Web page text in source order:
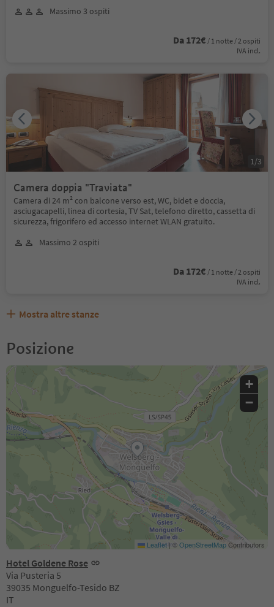
Massimo 3 ospiti
Da 172€ / 1 notte / 2 ospiti
IVA incl.
Camera doppia "Traviata"
Camera di 24 m² con balcone verso est, WC, bidet e doccia,
asciugacapelli, linea di cortesia, TV Sat, telefono diretto, cassetta di
sicurezza, frigorifero ed accesso internet WLAN gratuito.
Massimo 2 ospiti
Da 172€ / 1 notte / 2 ospiti
IVA incl.
1/3
Mostra altre stanze
Posizione
Hotel Goldene Rose
Via Pusteria 5
39035 Monguelfo-Tesido BZ
IT
+
−
Leaflet | ©OpenStreetMapContributors